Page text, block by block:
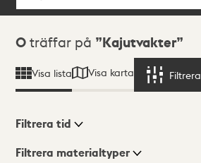
Sökresultat
0 träffar på Kajutvakter
Visa lista Visa karta Filtrera
Visningsläge
Filtrera tid
Filtrera materialtyper